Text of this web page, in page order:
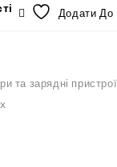
Додати До
та зарядні пристрої